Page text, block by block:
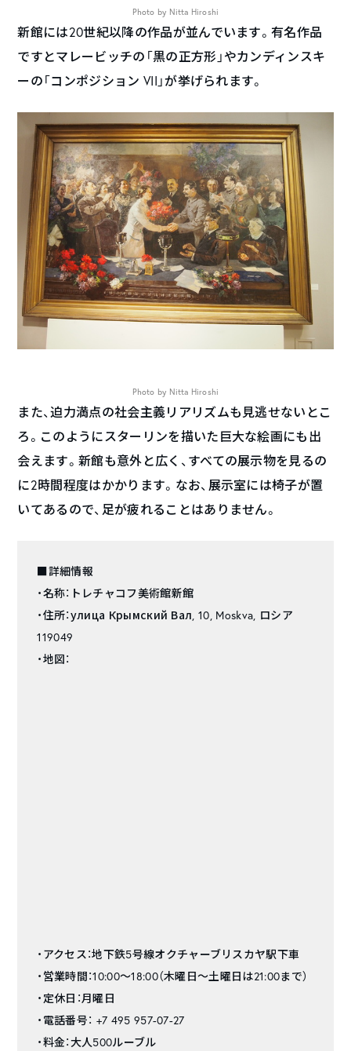
Photo by Nitta Hiroshi
新館には20世紀以降の作品が並んでいます。有名作品
ですとマレービッチの「黒の正方形」やカンディンスキ
ーの「コンポジション VII」が挙げられます。
Photo by Nitta Hiroshi
また、迫力満点の社会主義リアリズムも見逃せないとこ
ろ。このようにスターリンを描いた巨大な絵画にも出
会えます。新館も意外と広く、すべての展示物を見るの
に2時間程度はかかります。なお、展示室には椅子が置
いてあるので、足が疲れることはありません。
■詳細情報
・名称：トレチャコフ美術館新館
・住所：улица Крымский Вал, 10, Moskva, ロシア
119049
・地図：
・アクセス：地下鉄5号線オクチャーブリスカヤ駅下車
・営業時間：10:00～18:00（木曜日～土曜日は21:00まで）
・定休日：月曜日
・電話番号： +7 495 957-07-27
・料金：大人500ルーブル